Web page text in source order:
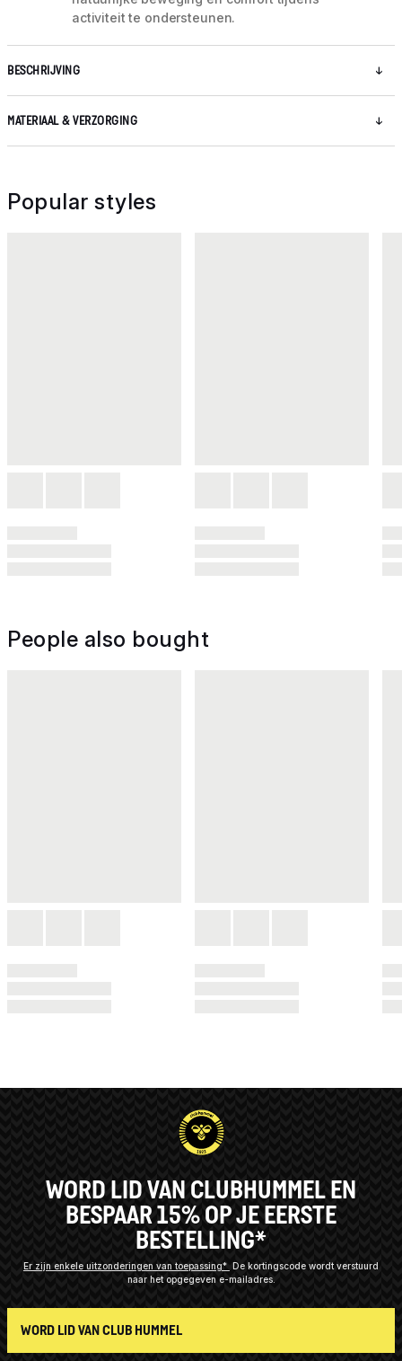
activiteit te ondersteunen.
BESCHRIJVING
MATERIAAL & VERZORGING
Popular styles
People also bought
WORD LID VAN CLUBHUMMEL EN
BESPAAR 15% OP JE EERSTE
BESTELLING*
Er zijn enkele uitzonderingen van toepassing* De kortingscode wordt verstuurd
naar het opgegeven e-mailadres.
WORD LID VAN CLUB HUMMEL